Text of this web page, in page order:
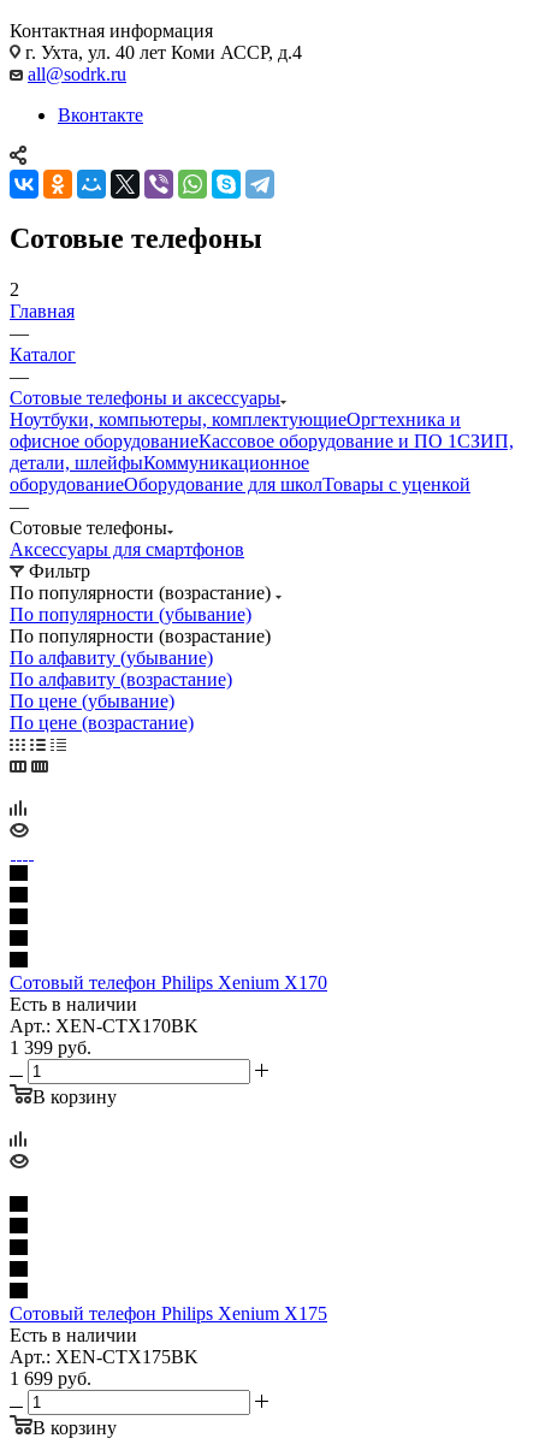
Контактная информация
г. Ухта, ул. 40 лет Коми АССР, д.4
all@sodrk.ru
Вконтакте
Сотовые телефоны
2
Главная
—
Каталог
—
Сотовые телефоны и аксессуары
Ноутбуки, компьютеры, комплектующиеОргтехника и
офисное оборудованиеКассовое оборудование и ПО 1СЗИП,
детали, шлейфыКоммуникационное
оборудованиеОборудование для школТовары с уценкой
—
Сотовые телефоны
Аксессуары для смартфонов
Фильтр
По популярности (возрастание)
По популярности (убывание)
По популярности (возрастание)
По алфавиту (убывание)
По алфавиту (возрастание)
По цене (убывание)
По цене (возрастание)
Сотовый телефон Philips Xenium X170
Есть в наличии
Арт.: XEN-CTX170BK
1 399 руб.
В корзину
Сотовый телефон Philips Xenium X175
Есть в наличии
Арт.: XEN-CTX175BK
1 699 руб.
В корзину